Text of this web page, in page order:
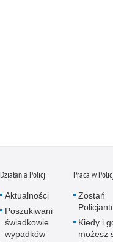
Działania Policji
Aktualności
Poszukiwani
świadkowie
wypadków
Praca w
Zostań
Kiedy i
możesz